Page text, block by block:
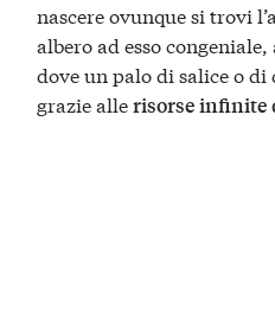
nascere ovunque si trovi
albero ad esso
dove un palo di salice o
grazie allerisorse infinite